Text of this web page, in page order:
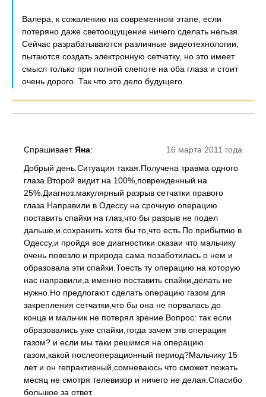
Валера, к сожалению на современном этапе, если
потеряно даже светоощущение ничего сделать нельзя.
Сейчас разрабатываются различные видеотехнологии,
пытаются создать электронную сетчатку, но это имеет
смысл только при полной слепоте на оба глаза и стоит
очень дорого. Так что это дело будущего.
16 марта 2011 года
СпрашиваетЯна:
Добрый день.Ситуация такая.Получена травма одного
глаза.Второй видит на 100%,поврежденный на
25%.Диагноз:макулярный разрыв сетчатки правого
глаза.Направили в Одессу на срочную операцию
поставить спайки на глаз,что бы разрыв не подел
дальше,и сохранить хотя бы то,что есть.По прибытию в
Одессу,и пройдя все диагностики сказаи что мальчику
очень повезло и природа сама позаботилась о нем и
образовала эти спайки.Тоесть ту операцию на которую
нас направили,а именно поставить спайки,делать не
нужно.Но предлогают сделать операцию газом для
закрепления сетчатки,что бы она не порвалась до
конца и мальчик не потерял зрение.Вопрос: так если
образовались уже спайки,тогда зачем этв операция
газом? и если мы таки решимся на операцию
газом,какой послеоперационный период?Мальчику 15
лет и он гепрактивный,сомневаюсь что сможет лежать
месяц не смотря телевизор и ничего не делая.Спасибо
большое за ответ.